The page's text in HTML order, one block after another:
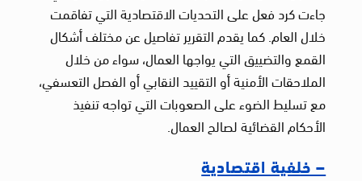
جاءت كرد فعل على التحديات الاقتصادية التي تفاقمت
خلال العام. كما يقدم التقرير تفاصيل عن مختلف أشكال
القمع والتضييق التي يواجها العمال، سواء من خلال
الملاحقات الأمنية أو التقييد النقابي أو الفصل التعسفي،
مع تسليط الضوء على الصعوبات التي تواجه تنفيذ
الأحكام القضائية لصالح العمال.
– خلفية اقتصادية